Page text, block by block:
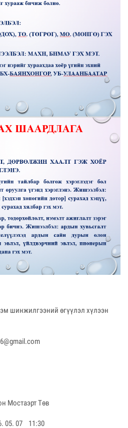
шинжилгээний өгүүлэл хүлээн
Мостаэрт Төв
05. 07 11:30